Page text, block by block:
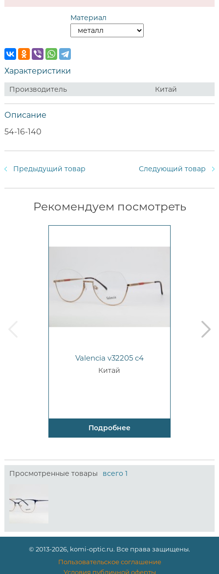
Материал
Характеристики
Производитель Китай
Описание
54-16-140
Предыдущий товар Следующий товар
Рекомендуем посмотреть
Valencia v32205 c4
Китай
Подробнее
next
Просмотренные товары всего 1
© 2013-2026, komi-optic.ru. Все права защищены.
Пользовательское соглашение
Условия публичной оферты